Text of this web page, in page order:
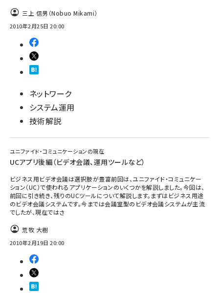
三上 信男（Nobuo Mikami）
2010年2月25日 20:00
ネットワーク
システム運用
技術解説
ユニファイド・コミュニケーションの現在
UCアプリ後編（ビデオ会議、運用ツールなど）
ビジネス用ビデオ会議は選択肢が豊富前回は、ユニファイド・コミュニケー
ション（UC）で使われるアプリケーションのいくつかを解説しました。今回は、
前回に引き続き、残りのUCツールについて解説します。まずはビジネス用途
のビデオ会議システムです。今までは会議室型のビデオ会議システムが主流
でしたが、現在ではさ
荒牧 大樹
2010年2月19日 20:00